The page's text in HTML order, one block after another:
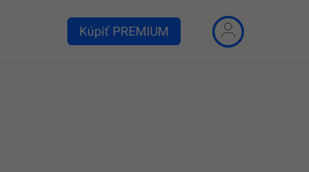
Kúpiť PREMIUM